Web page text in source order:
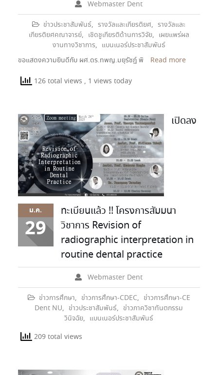
Webmaster Dent
ข่าวประชาสัมพันธ์, รางวัลและเกียรติยศ, รางวัลและ
เกียรติยศคณาจารย์, เชิดชูเกียรติด้านการวิจัย, เผยแพร่ผล
งานทางวิชาการ, แบนเนอร์ประชาสัมพันธ์
ขอแสดงความยินดีกับ ผศ.ดร.ทพญ.มยุรัชฎ์ พิ
Read more
126 total views , 1 views today
ม.ค.
29
เปิดลง
ทะเบียนแล้ว !! โครงการสัมมนา
วิชาการ Revision of
radiographic interpretation in
routine dental practice
Webmaster Dent
ข่าวการศึกษา, ข่าวการศึกษา-CDEC, ข่าวการศึกษา-CE
Dent NU, ข่าวประชาสัมพันธ์, ข่าวภาควิชาทันตกรรม
วินิจฉัย, แบนเนอร์ประชาสัมพันธ์
209 total views